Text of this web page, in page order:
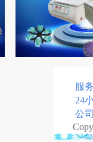
公司
服务热
24小
公司邮